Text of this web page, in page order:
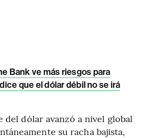
Bank ve más riesgos para
que el dólar débil no se irá
del dólar avanzó a nivel global
su racha bajista,